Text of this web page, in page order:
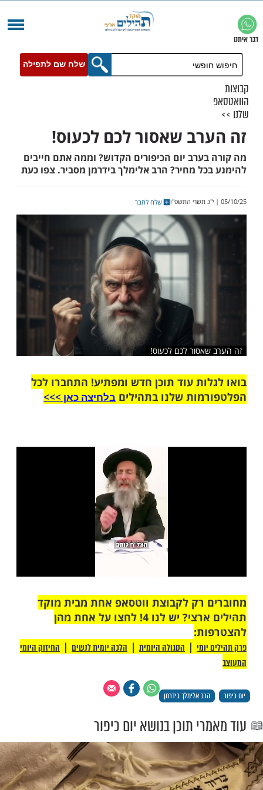
שלח שם לתפילה
שאסור לכם לכעוס!
יום הכיפורים הקדוש? וממה אתם חייבים
מחיר? הרב אלימלך בידרמן מסביר. צפו כעת
שלח לחבר
עוד תוכן חדש ומפתיע! התחברו לכל
שלנו בתהיליםבלחיצה כאן >>>​
רק לקבוצת ווטסאפ אחת מבית מוקד
תהילים ארצי? יש לנו 4! לחצו על אחת מהן